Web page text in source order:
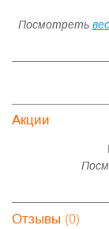
Посмотреть
Акции
Отзывы (0)